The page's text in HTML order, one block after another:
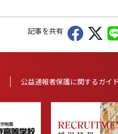
記事を共有
公益通報者保護に関するガイ